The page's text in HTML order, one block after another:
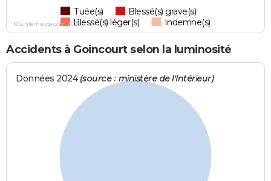
Tuée(s)
Blessé(s) grave(s)
Blessé(s) léger(s)
Indemne(s)
© Linternaute.com 2026
Accidents à Goincourt selon la luminosité
Données 2024 (source : ministère de l'Intérieur)